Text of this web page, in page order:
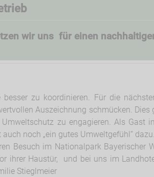
wir uns für einen
besser zu koordinieren. Für die
Auszeichnung schmücken.
zu engagieren. Als Gast
auch noch „ein gutes Umweltgefühl“ dazu.
Besuch im Nationalpark Bayerischer
ihrer Haustür, und bei uns im
Stieglmeier